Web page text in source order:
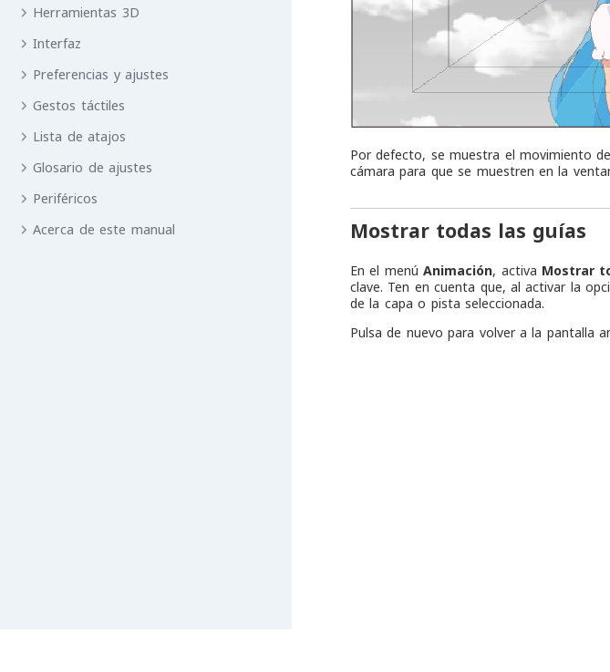
Herramientas 3D
Interfaz
Preferencias y ajustes
Gestos táctiles
Lista de atajos
Glosario de ajustes
Periféricos
Acerca de este manual
Por defecto, se muestra el movimiento
cámara para que se muestren en la
Mostrar todas las guías
En el menúAnimación, activa Mostrar
clave. Ten en cuenta que, al activar la
de la capa o pista seleccionada.
Pulsa de nuevo para volver a la pantalla